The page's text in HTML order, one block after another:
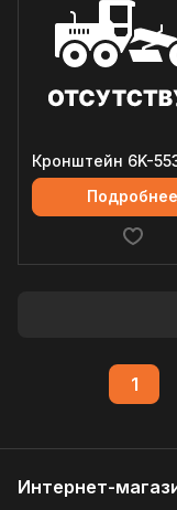
Кронштейн 6K-
Подробнее
1
Интернет-